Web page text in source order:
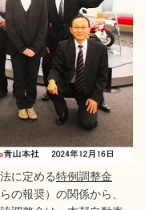
に定める特例調整金
の報奨）の関係から、